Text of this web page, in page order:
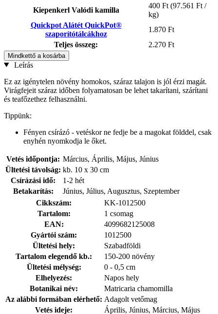
Kiepenkerl Valódi kamilla
400 Ft (97.561 Ft /
kg)
Quickpot Alátét QuickPot®
szaporítótálcákhoz
1.870 Ft
Teljes összeg:
2.270 Ft
Mindkettő a kosárba
Leírás
Ez az igénytelen növény homokos, száraz talajon is jól érzi magát.
Virágfejeit száraz időben folyamatosan be lehet takarítani, szárítani
és teafőzethez felhasználni.
Tippünk:
Fényen csírázó - vetéskor ne fedje be a magokat földdel, csak
enyhén nyomkodja le őket.
Vetés időpontja: Március, Április, Május, Június
Ültetési távolság: kb. 10 x 30 cm
Csírázási idő:
1-2 hét
Betakarítás:
Június, Július, Augusztus, Szeptember
Cikkszám:
KK-1012500
Tartalom:
1 csomag
EAN:
4099682125008
Gyártói szám:
1012500
Ültetési hely:
Szabadföldi
Tartalom elegendő kb.:
150-200 növény
Ültetési mélység:
0 - 0,5 cm
Elhelyezés:
Napos hely
Botanikai név:
Matricaria chamomilla
Az alábbi formában elérhető: Adagolt vetőmag
Vetés ideje:
Április, Június, Március, Május